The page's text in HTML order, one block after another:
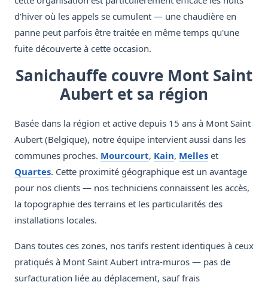
d'hiver où les appels se cumulent — une chaudière en
panne peut parfois être traitée en même temps qu'une
fuite découverte à cette occasion.
Sanichauffe couvre Mont Saint
Aubert et sa région
Basée dans la région et active depuis 15 ans à Mont Saint
Aubert (Belgique), notre équipe intervient aussi dans les
communes proches. Mourcourt, Kain, Melles et
Quartes. Cette proximité géographique est un avantage
pour nos clients — nos techniciens connaissent les accès,
la topographie des terrains et les particularités des
installations locales.
Dans toutes ces zones, nos tarifs restent identiques à ceux
pratiqués à Mont Saint Aubert intra-muros — pas de
surfacturation liée au déplacement, sauf frais